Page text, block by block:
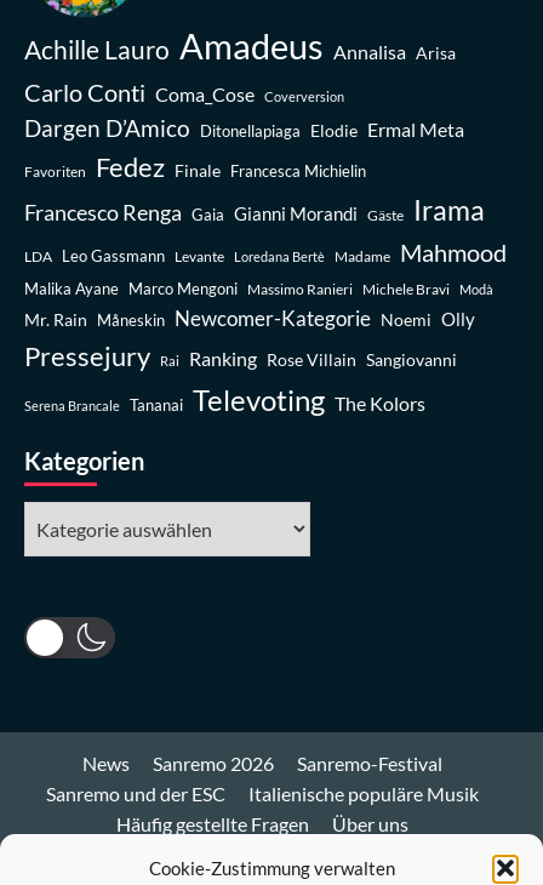
Cookie-Zustimmung verwalten
Achille Lauro Amadeus Annalisa Arisa
Carlo Conti Coma_Cose Coverversion
Dargen D’Amico Ditonellapiaga Elodie Ermal Meta
Favoriten Fedez Finale Francesca Michielin
Francesco Renga Gaia Gianni Morandi Gäste Irama
LDA Leo Gassmann Levante Loredana Bertè Madame Mahmood
Malika Ayane Marco Mengoni Massimo Ranieri Michele Bravi Modà
Mr. Rain Måneskin Newcomer-Kategorie Noemi Olly
Pressejury Rai Ranking Rose Villain Sangiovanni
Serena Brancale Tananai Televoting The Kolors
Kategorien
News Sanremo 2026
Sanremo-Festival
Sanremo und der ESC
Italienische populäre Musik
Häufig gestellte Fragen
Über uns